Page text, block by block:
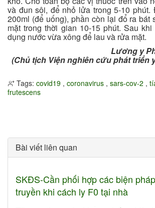
và đun sôi, để nhỏ lửa trong 5-10
200ml (để uống), phần còn lại đổ ra bát
mặt trong thời gian 10-15 phút. Sau
dụng nước vừa xông để lau và rửa mặt.
Lương y
(Chủ tịch Viện nghiên cứu phát triển
Tags: covid19 , coronavirus , sars-cov-2 ,
frutescens
Bài viết liên quan
SKĐS-Cần phối hợp các biện
truyền khi cách ly F0 tại nhà